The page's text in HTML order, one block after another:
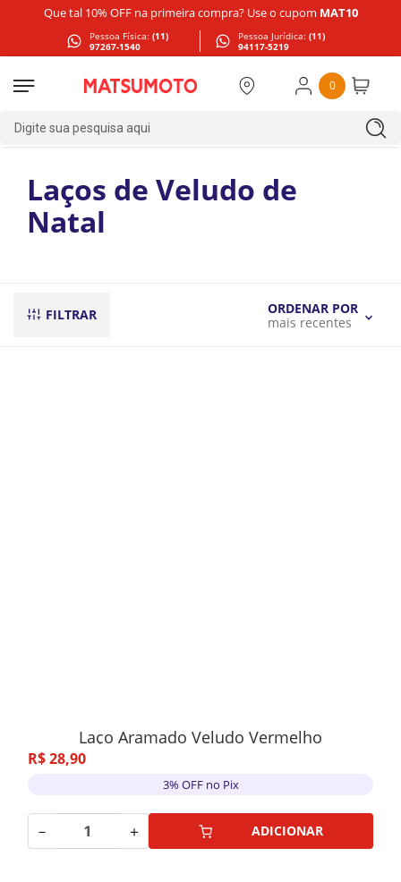
Que tal 10% OFF na primeira compra? Use o cupom MAT10
Pessoa Física: (11)
97267-1540
Pessoa Jurídica: (11)
94117-5219
0
Digite sua pesquisa aqui
Laços de Veludo de
Natal
FILTRAR
ORDENAR POR
mais recentes
Laço Aramado Veludo Vermelho
R$28,90
3% OFF no Pix
－ ＋ ADICIONAR